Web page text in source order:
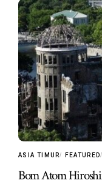
ASIA TIMUR FEATURED
Bom Atom